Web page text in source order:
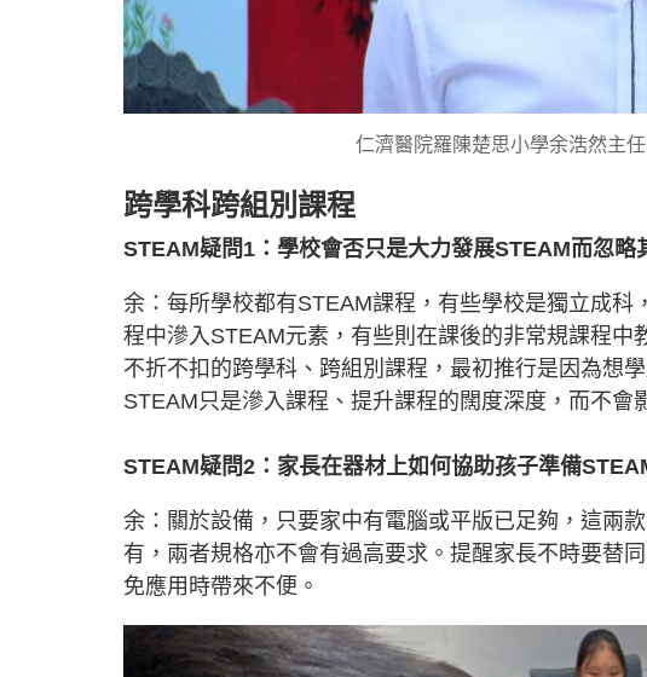
仁濟醫院羅陳楚思小學余浩然主
跨學科跨組別課程
STEAM疑問1：學校會否只是大力發展STEAM而忽略
余：每所學校都有STEAM課程，有些學校是獨立成
程中滲入STEAM元素，有些則在課後的非常規課程
不折不扣的跨學科、跨組別課程，最初推行是因為想
STEAM只是滲入課程、提升課程的闊度深度，而不會
STEAM疑問2：家長在器材上如何協助孩子準備
余：關於設備，只要家中有電腦或平版已足夠，這兩
有，兩者規格亦不會有過高要求。提醒家長不時要替
免應用時帶來不便。